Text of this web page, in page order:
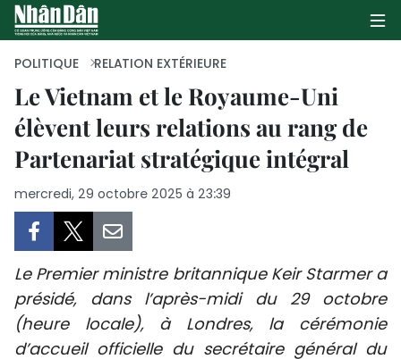
PAGE D'ACCUEIL
POLITIQUE
CULTURE
TOURISME
POLITIQUE RELATION EXTÉRIEURE
Le Vietnam et le Royaume-Uni
élèvent leurs relations au rang de
Partenariat stratégique intégral
mercredi, 29 octobre 2025 à 23:39
Le Premier ministre britannique Keir Starmer a
présidé, dans l’après-midi du 29 octobre
(heure locale), à Londres, la cérémonie
d’accueil officielle du secrétaire général du